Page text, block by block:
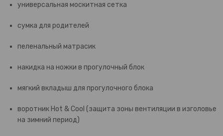
универсальная москитная сетка
сумка для родителей
пеленальный матрасик
накидка на ножки в прогулочный блок
мягкий вкладыш для прогулочного блока
воротник Hot & Cool (защита зоны вентиляции в изголовье
на зимний период)